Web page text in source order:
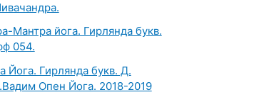
Мантра йога. Гирлянда букв.
054.
Йога. Гирлянда букв. Д.
Опен Йога. 2018-2019